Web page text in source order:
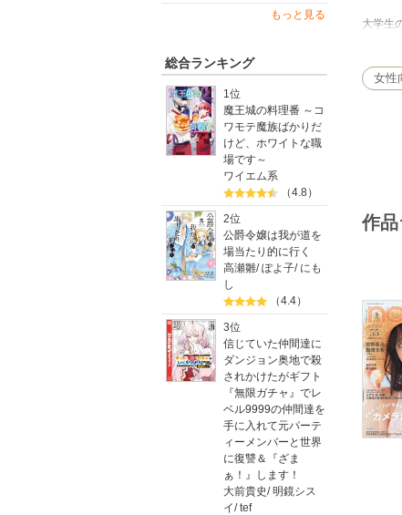
もっと見る
総合ランキング
1位
魔王城の料理番 ～コ
ワモテ魔族ばかりだ
けど、ホワイトな職
場です～
ワイエム系
（4.8）
2位
公爵令嬢は我が道を
場当たり的に行く
高瀬雛/ぽよ子/ にも
し
（4.4）
3位
信じていた仲間達に
ダンジョン奥地で殺
されかけたがギフト
『無限ガチャ』でレ
ベル9999の仲間達を
手に入れて元パーテ
ィーメンバーと世界
に復讐＆『ざま
ぁ！』します！
大前貴史/明鏡シス
イ/tef
大学生
出口夏
※電子
販売
女性
作